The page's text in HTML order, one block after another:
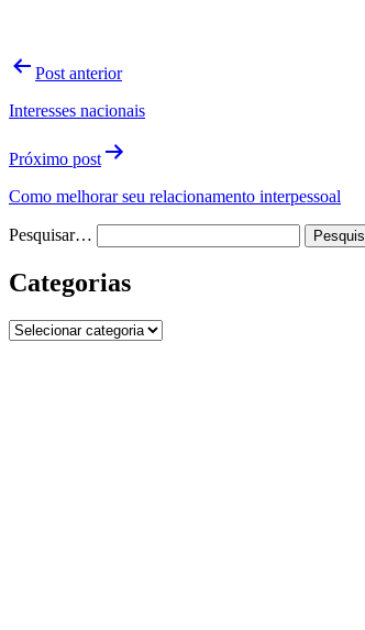
Navegação
Post
Post anterior
Interesses nacionais
Próximo post
Como melhorar seu relacionamento interpessoal
Pesquisar…
Categorias
Categorias